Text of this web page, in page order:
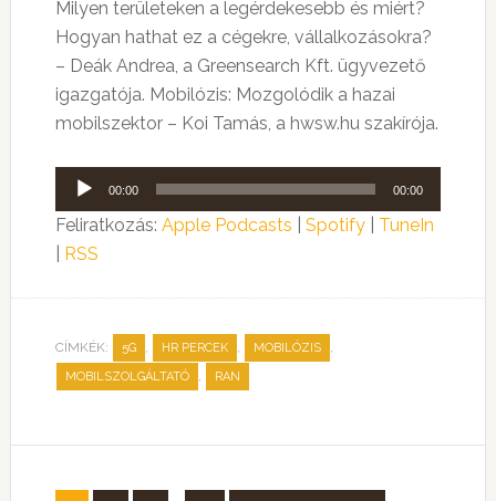
Milyen területeken a legérdekesebb és miért?
Hogyan hathat ez a cégekre, vállalkozásokra?
– Deák Andrea, a Greensearch Kft. ügyvezető
igazgatója. Mobilózis: Mozgolódik a hazai
mobilszektor – Koi Tamás, a hwsw.hu szakírója.
Audió
lejátszó
00:00 00:00
Feliratkozás: Apple Podcasts Spotify| TuneIn
RSS
CÍMKÉK: 5G , HR PERCEK , MOBILÓZIS ,
MOBILSZOLGÁLTATÓ , RAN